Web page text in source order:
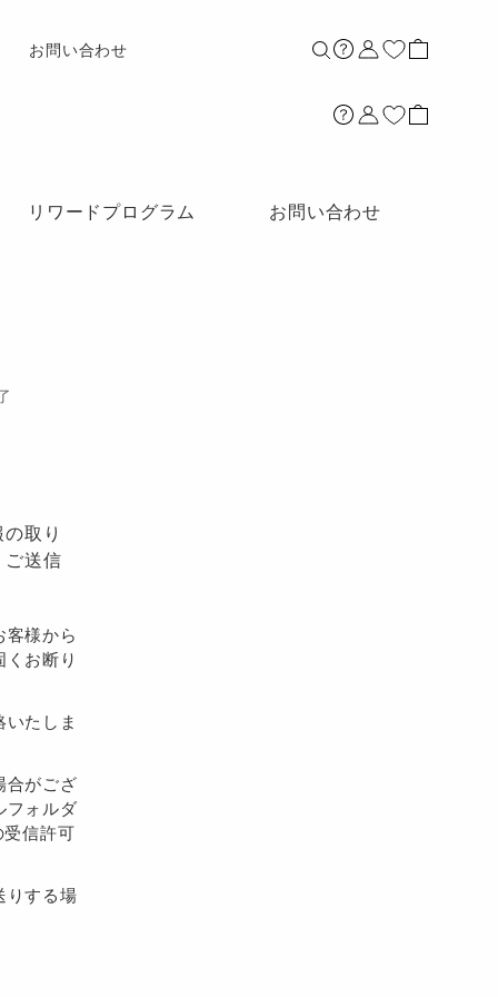
店舗案内
リワードプログラム お問い合わせ
お問い合わせ
の取り
ご送信
客様から
お断り
たしま
合がござ
フォルダ
信許可
りする場